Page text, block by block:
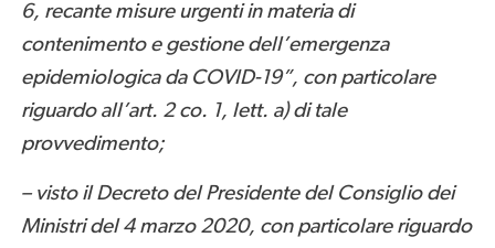
6, recante misure urgenti in materia di
contenimento e gestione dell’emergenza
epidemiologica da COVID-19”, con particolare
riguardo all’art. 2 co. 1, lett. a) di tale
provvedimento;
– visto il Decreto del Presidente del Consiglio dei
Ministri del 4 marzo 2020, con particolare riguardo